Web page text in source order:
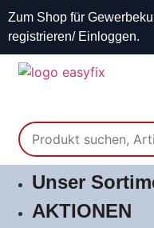
Zum Shop für
registrieren/ Einloggen.
Unser
AKTIONEN